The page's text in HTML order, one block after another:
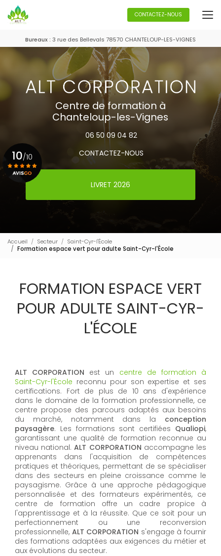
au
contenu
Bureaux : 3 rue des Bellevals 78570 CHANTELOUP-LES-VIGNES
CONTACTEZ-NOUS
Centre de formation à
Chanteloup-les-Vignes
06 50 09 04 82
CONTACTEZ-NOUS
LIVRET 2026
10/10
Accueil Secteur
Saint-Cyr-l'École
Formation espace vert pour adulte Saint-Cyr-l'École
FORMATION ESPACE VERT
POUR ADULTE SAINT-CYR-
L'ÉCOLE
ALT CORPORATION est un centre de formation à
Saint-Cyr-l'École reconnu pour son expertise et ses
certifications. Fort de plus de 10 ans d'expérience
dans le domaine de la formation professionnelle, ce
centre propose des parcours adaptés aux besoins
du marché, notamment dans la conception
paysagère. Les formations sont certifiées Qualiopi,
garantissant une qualité de formation reconnue au
niveau national.ALT CORPORATION accompagne les
apprenants dans l'acquisition de compétences
pratiques et théoriques, permettant de se spécialiser
dans des secteurs en pleine croissance comme le
paysagisme. Grâce à une approche pédagogique
personnalisée et des formateurs expérimentés, ce
centre de formation offre un cadre propice à
l'apprentissage et à la réussite. Que ce soit pour un
perfectionnement ou une reconversion
professionnelle, ALT CORPORATION​​​​​​​ s'engage à fournir
des formations adaptées aux exigences du métier et
aux évolutions du secteur.